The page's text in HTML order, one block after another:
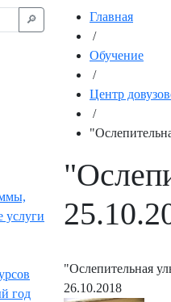
🔎︎
услуги
год
Главная
/
Обучение
/
Центр
/
"Ослепительная
26.10.2018